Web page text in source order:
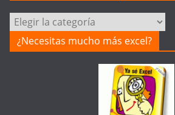
Categorías
de
la
¿Necesitas mucho más excel?